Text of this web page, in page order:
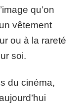
qu’on
vêtement
ou à la rareté
soi.
du cinéma,